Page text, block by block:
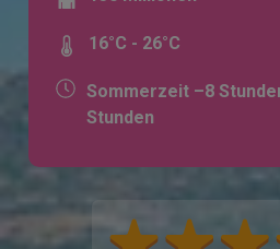
16°C - 26°C
Sommerzeit –8
Stunden